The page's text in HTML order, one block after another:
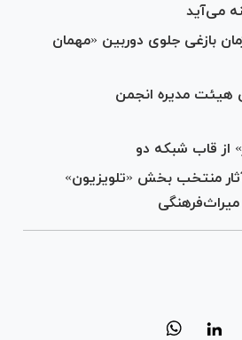
می‌آید
بازغی جلوی دوربین «مهمان
هیئت مدیره انجمن
منتخب بخش «تلویزیون»
میراث‌فرهنگی